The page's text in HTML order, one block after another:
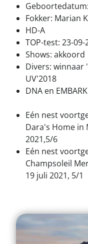
Fokker: Marian
HD-A
TOP-test: 23-09-
Shows: akkoord
Divers: winnaar
UV'2018
DNA en
Eén nest
Dara's Home in
2021,5/6
Eén nest
Champsoleil
19 juli 2021, 5/1